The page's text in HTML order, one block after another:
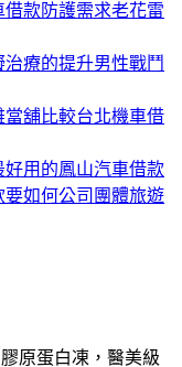
款防護需求老花雷
療的提升男性戰鬥
舖比較台北機車借
用的鳳山汽車借款
如何公司團體旅遊
原蛋白凍，醫美級